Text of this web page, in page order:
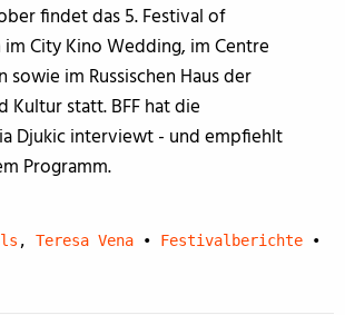
findet das 5. Festival of
City Kino Wedding, im Centre
sowie im Russischen Haus der
Kultur statt. BFF hat die
Djukic interviewt - und empfiehlt
Programm.
,Teresa Vena • Festivalberichte
•